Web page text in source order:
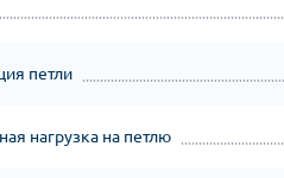
петли
нагрузка на петлю